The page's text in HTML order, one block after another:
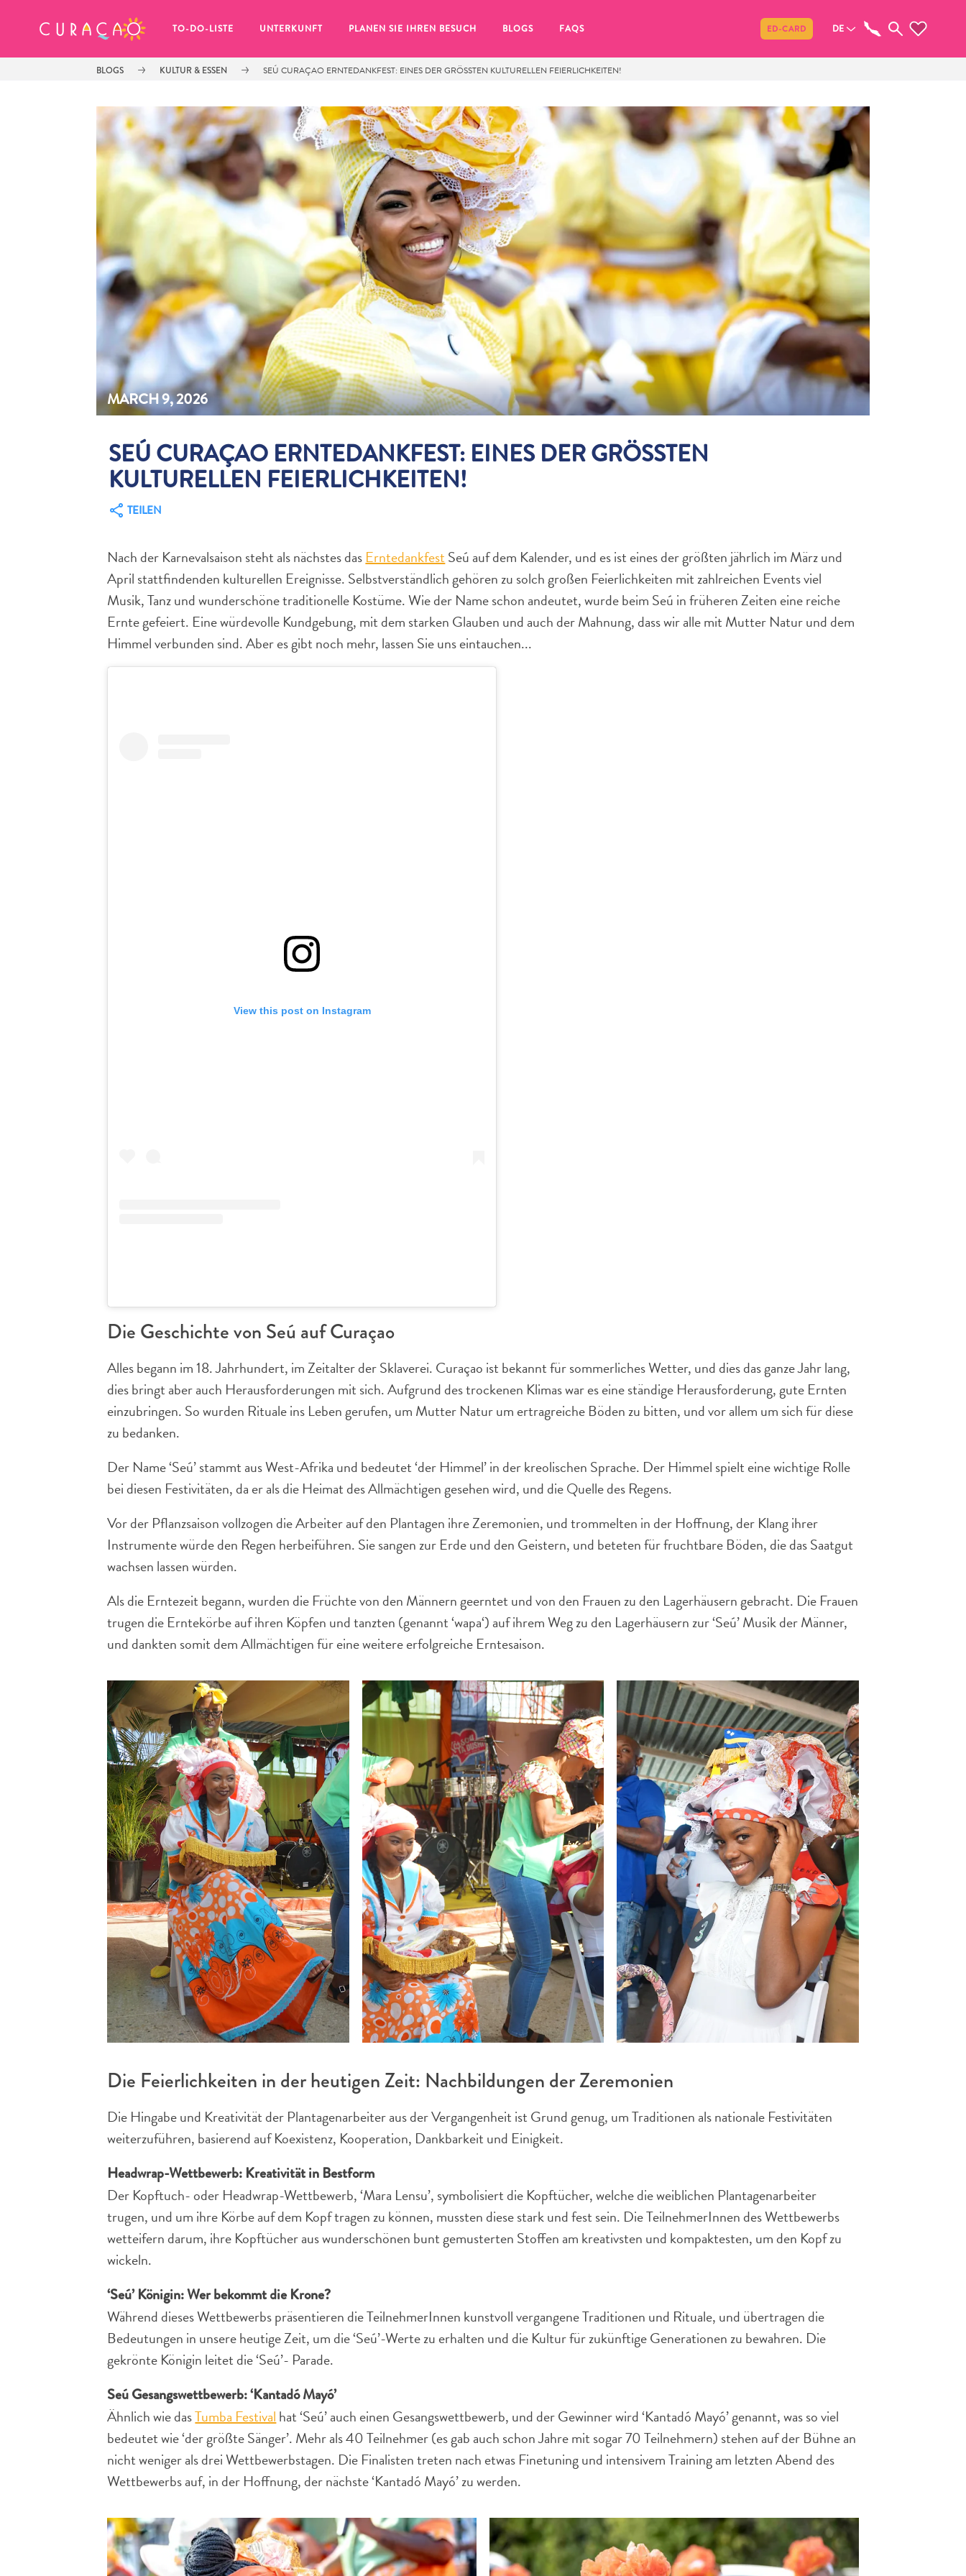
TO-DO-LISTE UNTERKUNFT PLANEN SIE IHREN BESUCH BLOGS FAQS ED-CARD DE
BLOGS KULTUR & ESSEN SEÚ CURAÇAO ERNTEDANKFEST: EINES DER GRÖSSTEN KULTURELLEN FEIERLICHKEITEN!
MARCH 9, 2026
SEÚ CURAÇAO ERNTEDANKFEST: EINES DER GRÖSSTEN
KULTURELLEN FEIERLICHKEITEN!
TEILEN
FACEBOOK
LINK KOPIEREN
Nach der Karnevalsaison steht als nächstes dasErntedankfestSeú auf dem Kalender, und es ist eines der größten jährlich im März und
April stattfindenden kulturellen Ereignisse. Selbstverständlich gehören zu solch großen Feierlichkeiten mit zahlreichen Events viel
Musik, Tanz und wunderschöne traditionelle Kostüme. Wie der Name schon andeutet, wurde beim Seú in früheren Zeiten eine reiche
Ernte gefeiert. Eine würdevolle Kundgebung, mit dem starken Glauben und auch der Mahnung, dass wir alle mit Mutter Natur und dem
Himmel verbunden sind. Aber es gibt noch mehr, lassen Sie uns eintauchen...
View this post on Instagram
Die Geschichte von Seú auf Curaçao
Alles begann im 18. Jahrhundert, im Zeitalter der Sklaverei. Curaçao ist bekannt für sommerliches Wetter, und dies das ganze Jahr lang,
dies bringt aber auch Herausforderungen mit sich. Aufgrund des trockenen Klimas war es eine ständige Herausforderung, gute Ernten
einzubringen. So wurden Rituale ins Leben gerufen, um Mutter Natur um ertragreiche Böden zu bitten, und vor allem um sich für diese
zu bedanken.
Der Name ‘Seú’ stammt aus West-Afrika und bedeutet ‘der Himmel’ in der kreolischen Sprache. Der Himmel spielt eine wichtige Rolle
bei diesen Festivitäten, da er als die Heimat des Allmächtigen gesehen wird, und die Quelle des Regens.
Vor der Pflanzsaison vollzogen die Arbeiter auf den Plantagen ihre Zeremonien, und trommelten in der Hoffnung, der Klang ihrer
Instrumente würde den Regen herbeiführen. Sie sangen zur Erde und den Geistern, und beteten für fruchtbare Böden, die das Saatgut
wachsen lassen würden.
Als die Erntezeit begann, wurden die Früchte von den Männern geerntet und von den Frauen zu den Lagerhäusern gebracht. Die Frauen
trugen die Erntekörbe auf ihren Köpfen und tanzten (genannt ‘wapa‘) auf ihrem Weg zu den Lagerhäusern zur ‘Seú’ Musik der Männer,
und dankten somit dem Allmächtigen für eine weitere erfolgreiche Erntesaison.
Die Feierlichkeiten in der heutigen Zeit: Nachbildungen der Zeremonien
Die Hingabe und Kreativität der Plantagenarbeiter aus der Vergangenheit ist Grund genug, um Traditionen als nationale Festivitäten
weiterzuführen, basierend auf Koexistenz, Kooperation, Dankbarkeit und Einigkeit.
Headwrap-Wettbewerb: Kreativität in Bestform
Der Kopftuch- oder Headwrap-Wettbewerb, ‘Mara Lensu’, symbolisiert die Kopftücher, welche die weiblichen Plantagenarbeiter
trugen, und um ihre Körbe auf dem Kopf tragen zu können, mussten diese stark und fest sein. Die TeilnehmerInnen des Wettbewerbs
wetteifern darum, ihre Kopftücher aus wunderschönen bunt gemusterten Stoffen am kreativsten und kompaktesten, um den Kopf zu
wickeln.
‘Seú’ Königin: Wer bekommt die Krone?
Während dieses Wettbewerbs präsentieren die TeilnehmerInnen kunstvoll vergangene Traditionen und Rituale, und übertragen die
Bedeutungen in unsere heutige Zeit, um die ‘Seú’-Werte zu erhalten und die Kultur für zukünftige Generationen zu bewahren. Die
gekrönte Königin leitet die ‘Seú’- Parade.
Seú Gesangswettbewerb: ‘Kantadó Mayó’
Ähnlich wie dasTumba Festivalhat ‘Seú’ auch einen Gesangswettbewerb, und der Gewinner wird ‘Kantadó Mayó’ genannt, was so viel
bedeutet wie ‘der größte Sänger’. Mehr als 40 Teilnehmer (es gab auch schon Jahre mit sogar 70 Teilnehmern) stehen auf der Bühne an
nicht weniger als drei Wettbewerbstagen. Die Finalisten treten nach etwas Finetuning und intensivem Training am letzten Abend des
Wettbewerbs auf, in der Hoffnung, der nächste ‘Kantadó Mayó’ zu werden.
MEINE FAVORITEN Teilen
Es schaut so aus, als ob Sie noch
keine Lieblingsorte in Curaçao
gespeichert haben.
Wenn Sie etwas für später speichern möchten, klicken Sie auf das